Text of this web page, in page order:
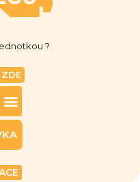
?